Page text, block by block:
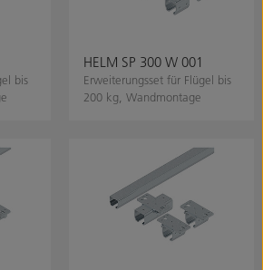
bis
HELM SP 300 W 001
Erweiterungsset für Flügel bis
200 kg, Wandmontage